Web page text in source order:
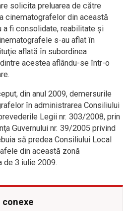
solicita preluarea de către
cinematografelor din această
a fi consolidate, reabilitate şi
s-au aflat în
aflată în subordinea
acestea aflându-se într-o
din anul 2009, demersurile
în administrarea Consiliului
Legii nr. 303/2008, prin
Guvernului nr. 39/2005 privind
să predea Consiliului Local
din această zonă
de 3 iulie 2009.